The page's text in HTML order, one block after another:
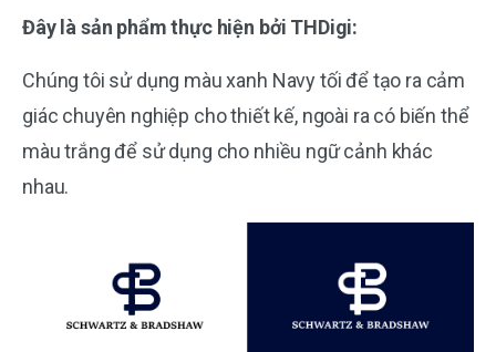
Đây là sản phẩm thực hiện bởi THDigi:
Chúng tôi sử dụng màu xanh Navy tối để tạo ra cảm
giác chuyên nghiệp cho thiết kế, ngoài ra có biến thể
màu trắng để sử dụng cho nhiều ngữ cảnh khác
nhau.